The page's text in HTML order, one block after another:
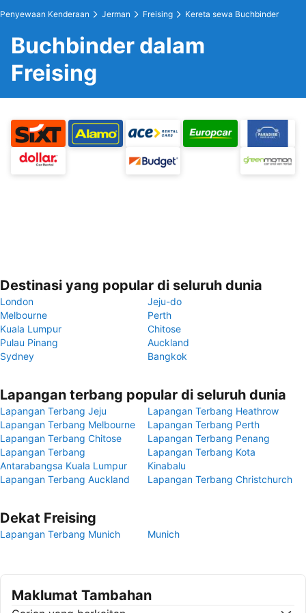
Penyewaan Kenderaan Jerman Freising Kereta sewa Buchbinder
Buchbinder dalam
Freising
Destinasi yang popular di seluruh dunia
London
Jeju-do
Melbourne
Perth
Kuala Lumpur
Chitose
Pulau Pinang
Auckland
Sydney
Bangkok
Lapangan terbang popular di seluruh dunia
Lapangan Terbang Jeju
Lapangan Terbang Heathrow
Lapangan Terbang Melbourne
Lapangan Terbang Perth
Lapangan Terbang Chitose
Lapangan Terbang Penang
Lapangan Terbang
Antarabangsa Kuala Lumpur
Lapangan Terbang Kota
Kinabalu
Lapangan Terbang Auckland
Lapangan Terbang Christchurch
Dekat Freising
Lapangan Terbang Munich Munich
Maklumat Tambahan